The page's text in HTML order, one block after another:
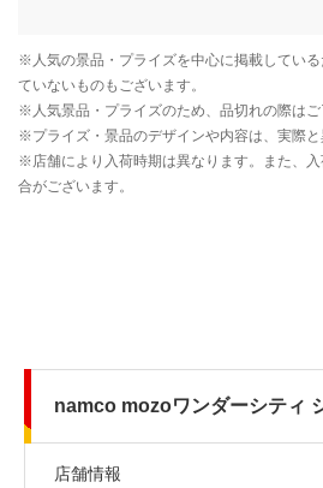
namco mozoワンダーシティ
店舗情報